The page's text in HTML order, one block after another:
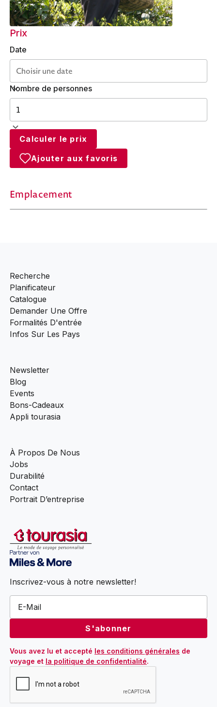
Prix
Date
Nombre de personnes
Calculer le prix
Ajouter aux favoris
Emplacement
Recherche
Planificateur
Catalogue
Demander Une Offre
Formalités D'entrée
Infos Sur Les Pays
Newsletter
Blog
Events
Bons-Cadeaux
Appli tourasia
À Propos De Nous
Jobs
Durabilité
Contact
Portrait D’entreprise
Inscrivez-vous à notre newsletter!
Vous avez lu et accepté les conditions générales de
voyage et la politique de confidentialité.